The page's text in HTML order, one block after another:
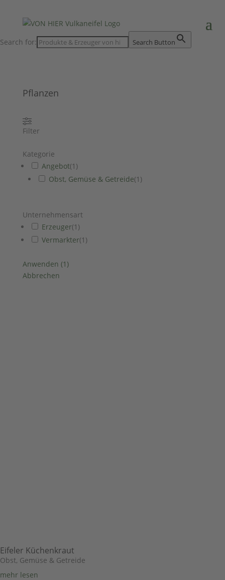
Search for: Search Button
Pflanzen
Filter
Kategorie
Angebot(1 )
Obst, Gemüse & Getreide(1 )
Unternehmensart
Erzeuger(1 )
Vermarkter(1 )
Anwenden (1 )
Abbrechen
Eifeler Küchenkraut
Obst, Gemüse & Getreide
mehr lesen